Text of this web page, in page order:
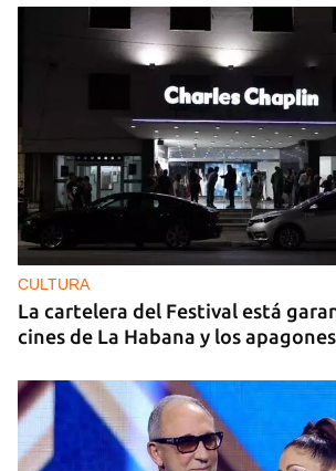
CULTURA
La cartelera del Festival está
cines de La Habana y los